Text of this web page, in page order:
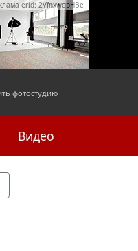
erid: 2VfnxwqpHBe
фотостудию
Видео